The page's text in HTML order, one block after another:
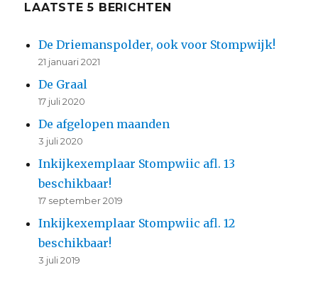
LAATSTE 5 BERICHTEN
De Driemanspolder, ook voor Stompwijk!
21 januari 2021
De Graal
17 juli 2020
De afgelopen maanden
3 juli 2020
Inkijkexemplaar Stompwiic afl. 13
beschikbaar!
17 september 2019
Inkijkexemplaar Stompwiic afl. 12
beschikbaar!
3 juli 2019